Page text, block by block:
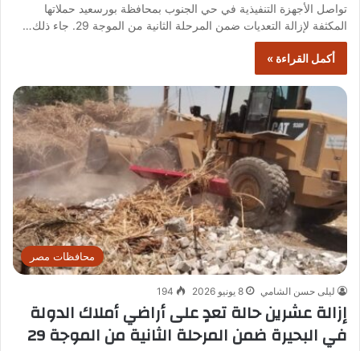
تواصل الأجهزة التنفيذية في حي الجنوب بمحافظة بورسعيد حملاتها
المكثفة لإزالة التعديات ضمن المرحلة الثانية من الموجة 29. جاء ذلك…
أكمل القراءة »
محافظات مصر
ليلى حسن الشامي 8 يونيو 2026 194
إزالة عشرين حالة تعدٍ على أراضي أملاك الدولة
في البحيرة ضمن المرحلة الثانية من الموجة 29